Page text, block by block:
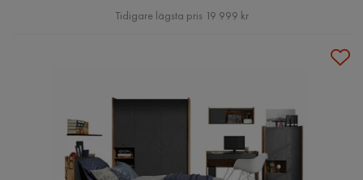
Pris
Tidigare lägsta pris 19 999 kr